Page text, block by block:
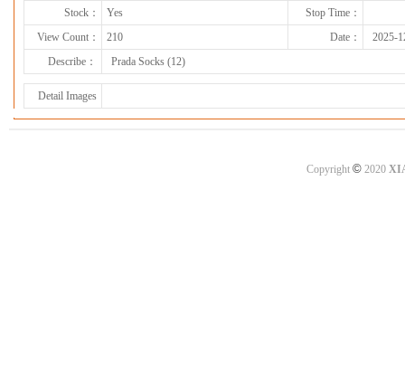
Stock：
Yes
Stop Time：
View Count：
210 Date：
2025-
Describe：
Prada Socks (12)
Detail Images
Copyright ©2020